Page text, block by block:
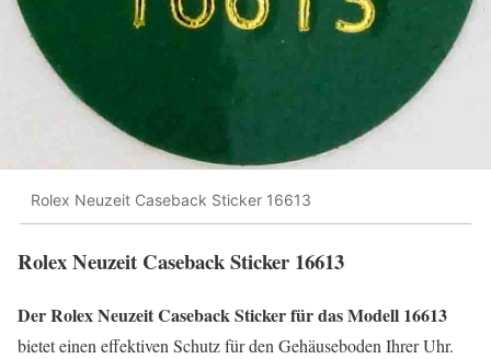
Rolex Neuzeit Caseback Sticker 16613
Rolex Neuzeit Caseback Sticker 16613
Der Rolex Neuzeit Caseback Sticker für das Modell 16613
bietet einen effektiven Schutz für den Gehäuseboden Ihrer Uhr.